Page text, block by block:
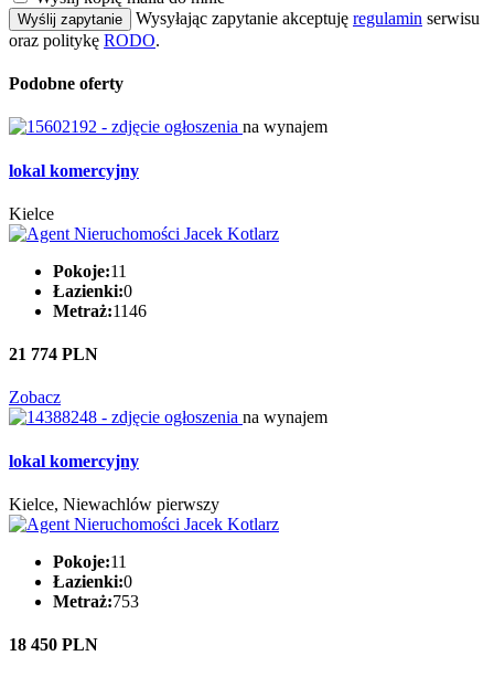
Wyślij zapytanie Wysyłając zapytanie akceptuję regulamin serwisu
oraz politykę RODO.
Podobne oferty
na wynajem
lokal komercyjny
Kielce
Pokoje:11
Łazienki:0
Metraż:1146
21 774 PLN
Zobacz
na wynajem
lokal komercyjny
Kielce, Niewachlów pierwszy
Pokoje:11
Łazienki:0
Metraż:753
18 450 PLN